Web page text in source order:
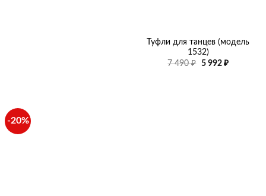
Туфли для танцев (модель
1532)
7 490₽
Первоначальная
5 992 ₽Текущая
-20%